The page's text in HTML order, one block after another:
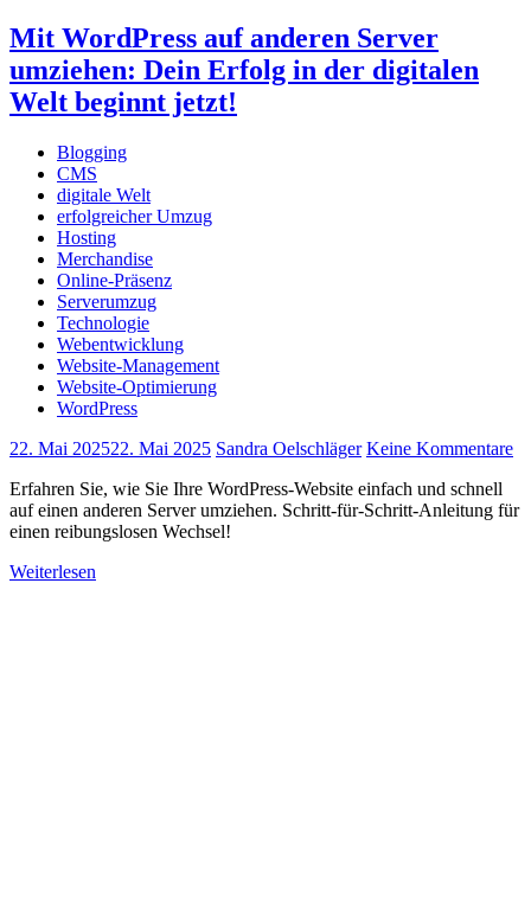
Mit WordPress auf anderen Server
umziehen: Dein Erfolg in der digitalen
Welt beginnt jetzt!
Blogging
CMS
digitale Welt
erfolgreicher Umzug
Hosting
Merchandise
Online-Präsenz
Serverumzug
Technologie
Webentwicklung
Website-Management
Website-Optimierung
WordPress
22. Mai 202522. Mai 2025 Sandra Oelschläger Keine Kommentare
Erfahren Sie, wie Sie Ihre WordPress-Website einfach und schnell
auf einen anderen Server umziehen. Schritt-für-Schritt-Anleitung für
einen reibungslosen Wechsel!
Weiterlesen